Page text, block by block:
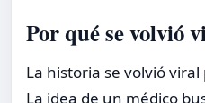
Por qué se volvió
La historia se volvió
La idea de un médico